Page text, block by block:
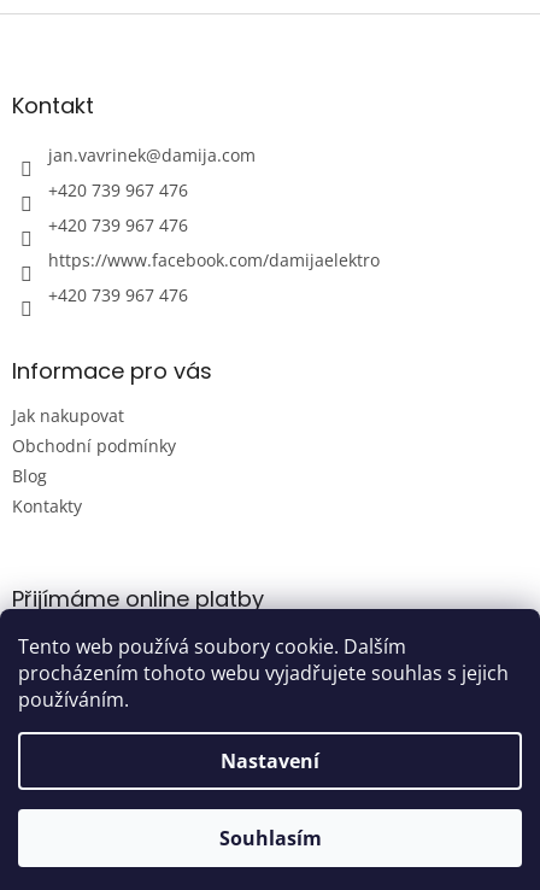
Tento web používá soubory cookie. Dalším
procházením tohoto webu vyjadřujete souhlas s jejich
používáním.
Nastavení
Souhlasím
Z
aKontakt
jan.vavrinek@damija.com
+420 739 967 476
+420 739 967 476
https://www.facebook.com/damijaelektro
+420 739 967 476
Informace pro vás
Jak nakupovat
Obchodní podmínky
Blog
Kontakty
Přijímáme online platby
Vytvořil Shoptet
Damijashop.cz. Všechna práva vyhrazena.